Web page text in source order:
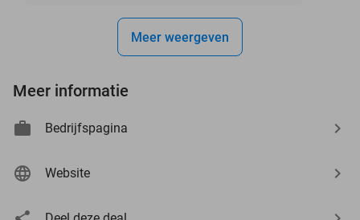
Meer weergeven
Meer informatie
Bedrijfspagina
Website